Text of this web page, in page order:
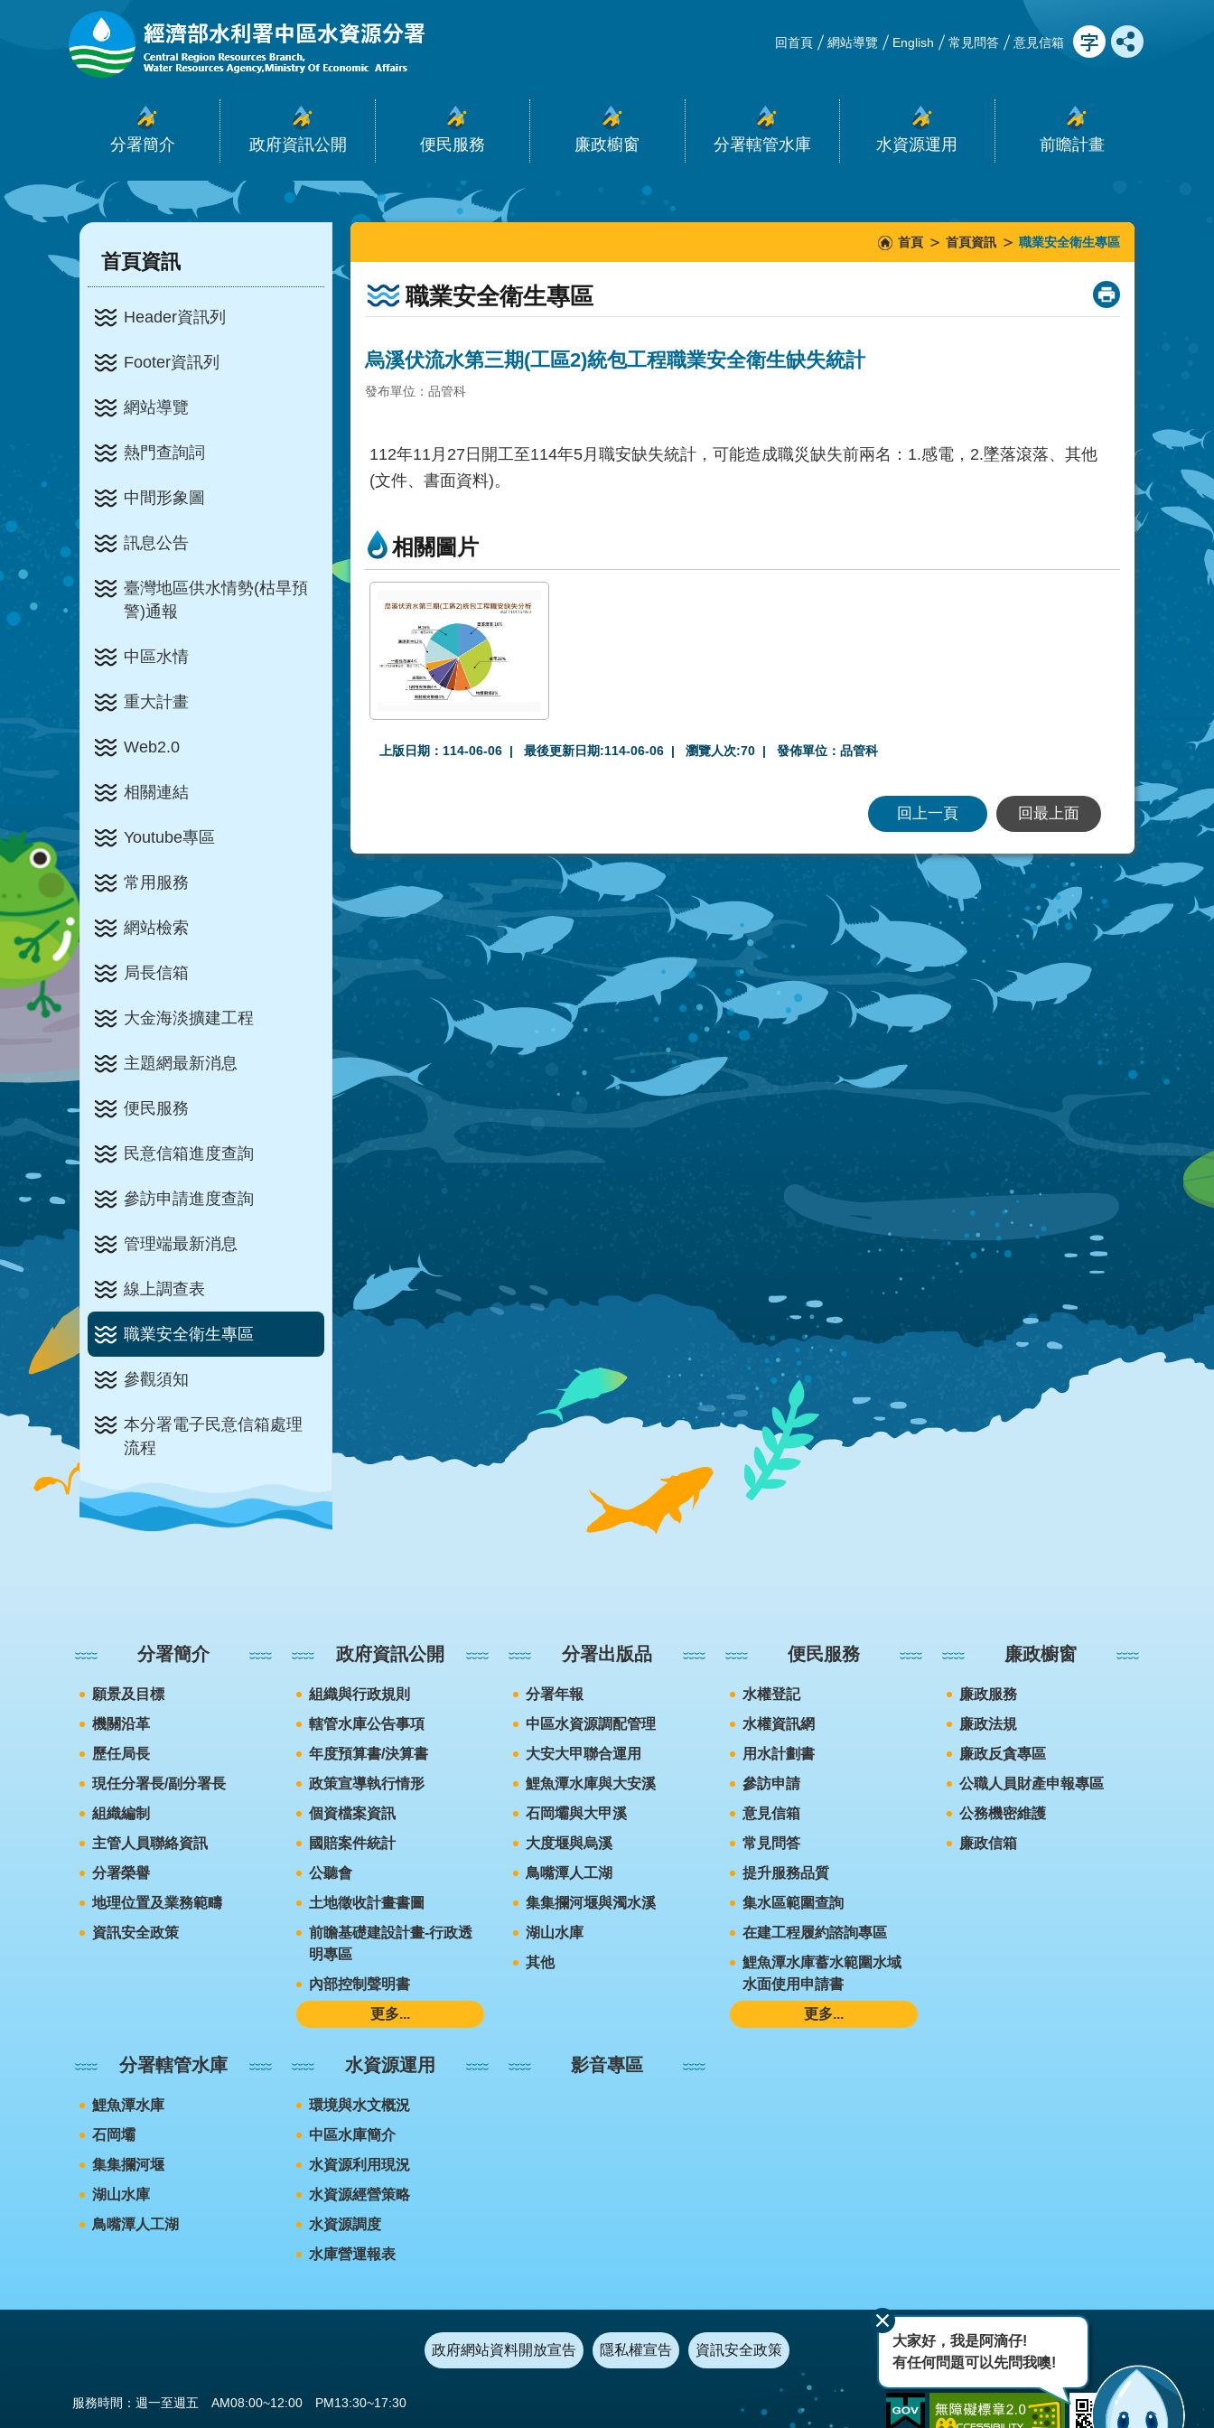
跳到主要內容區塊
回首頁 網站導覽 English 常見問答 意見信箱
分署簡介 政府資訊公開 便民服務 廉政櫥窗 分署轄管水庫 水資源運用 前瞻計畫
:::
首頁資訊
Header資訊列
Footer資訊列
網站導覽
熱門查詢詞
中間形象圖
訊息公告
臺灣地區供水情勢(枯旱預
警)通報
中區水情
重大計畫
Web2.0
相關連結
Youtube專區
常用服務
網站檢索
局長信箱
大金海淡擴建工程
主題網最新消息
便民服務
民意信箱進度查詢
參訪申請進度查詢
管理端最新消息
線上調查表
職業安全衛生專區
參觀須知
本分署電子民意信箱處理
流程
:::
首頁 首頁資訊 職業安全衛生專區
職業安全衛生專區 _
烏溪伏流水第三期(工區2)統包工程職業安全衛生缺失統計
發布單位：品管科
112年11月27日開工至114年5月職安缺失統計，可能造成職災缺失前兩名：1.感電，2.墜落滾落、其他
(文件、書面資料)。
相關圖片
上版日期：114-06-06 最後更新日期:114-06-06 瀏覽人次:70 發佈單位：品管科
回上一頁 回最上面
分署簡介
願景及目標
機關沿革
歷任局長
現任分署長/副分署長
組織編制
主管人員聯絡資訊
分署榮譽
地理位置及業務範疇
資訊安全政策
政府資訊公開
組織與行政規則
轄管水庫公告事項
年度預算書/決算書
政策宣導執行情形
個資檔案資訊
國賠案件統計
公聽會
土地徵收計畫書圖
前瞻基礎建設計畫-行政透
明專區
內部控制聲明書
更多...
分署出版品
分署年報
中區水資源調配管理
大安大甲聯合運用
鯉魚潭水庫與大安溪
石岡壩與大甲溪
大度堰與烏溪
鳥嘴潭人工湖
集集攔河堰與濁水溪
湖山水庫
其他
便民服務
水權登記
水權資訊網
用水計劃書
參訪申請
意見信箱
常見問答
提升服務品質
集水區範圍查詢
在建工程履約諮詢專區
鯉魚潭水庫蓄水範圍水域
水面使用申請書
更多...
廉政櫥窗
廉政服務
廉政法規
廉政反貪專區
公職人員財產申報專區
公務機密維護
廉政信箱
分署轄管水庫
鯉魚潭水庫
石岡壩
集集攔河堰
湖山水庫
鳥嘴潭人工湖
水資源運用
環境與水文概況
中區水庫簡介
水資源利用現況
水資源經營策略
水資源調度
水庫營運報表
影音專區
政府網站資料開放宣告 隱私權宣告 資訊安全政策
服務時間：週一至週五 AM08:00~12:00 PM13:30~17:30
大家好，我是阿滴仔!
有任何問題可以先問我噢!